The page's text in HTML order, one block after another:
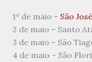
1º de maio – São
2 de maio – Santo
3 de maio – São
4 de maio – São